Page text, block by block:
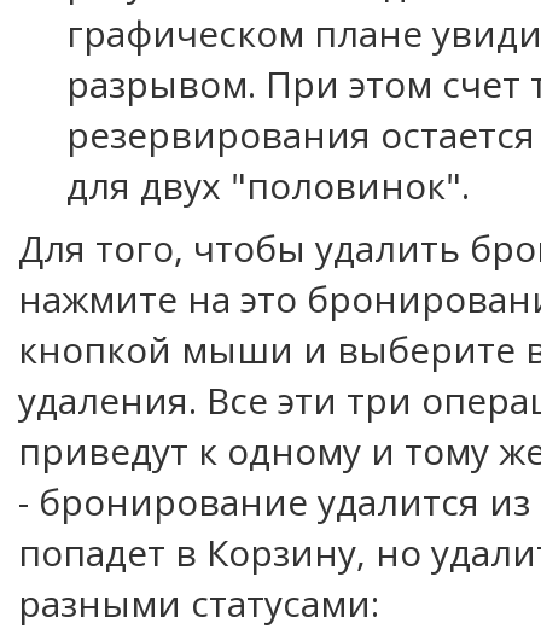
графическом плане
разрывом. При этом счет
резервирования
для двух "половинок".
Для того, чтобы удалить
нажмите на это
кнопкой мыши и выберите
удаления. Все эти три
приведут к одному и тому
- бронирование удалится
попадет в Корзину, но
разными статусами: